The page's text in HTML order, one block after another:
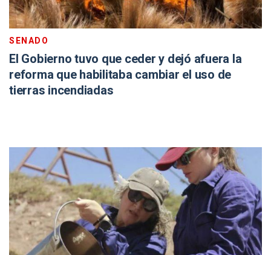
SENADO
El Gobierno tuvo que ceder y dejó afuera la
reforma que habilitaba cambiar el uso de
tierras incendiadas